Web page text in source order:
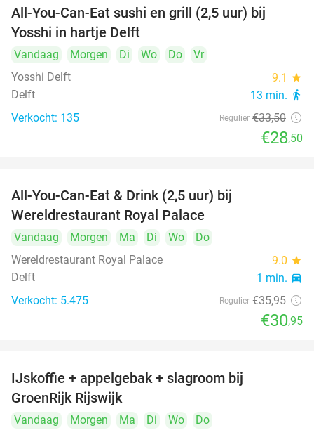
All-You-Can-Eat sushi en grill (2,5 uur) bij
Yosshi in hartje Delft
Vandaag Morgen Di Wo Do
Vr
Yosshi Delft
9.1 star
Delft 13 min. directions_walk
Verkocht: 135 Regulier €33,50
€28,50
All-You-Can-Eat & Drink (2,5 uur) bij
Wereldrestaurant Royal Palace
Vandaag Morgen Ma Di Wo
Do
Wereldrestaurant Royal Palace
9.0 star
Delft 1 min. directions_car
Verkocht: 5.475 Regulier €35,95
€30,95
IJskoffie + appelgebak + slagroom bij
GroenRijk Rijswijk
Vandaag Morgen Ma Di Wo
Do